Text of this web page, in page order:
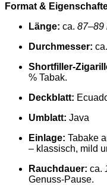
Format &
Länge: ca. 87–89
Durchmesser: ca.
Shortfiller-
% Tabak.
Deckblatt:
Umblatt: Java
Einlage: Tabake
– klassisch, mild
Rauchdauer: ca.
Genuss-Pause.